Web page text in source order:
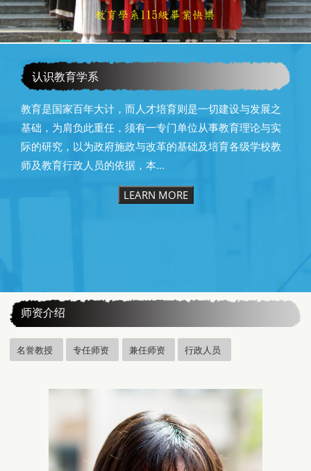
认识教育学系
教育是国家百年大计，而人才培育则是一切建设与发展之
基础，为肩负此重任，须有一专门单位从事教育理论与实
际的研究，以为政府施政与改革的基础及培育各级学校教
师及教育行政人员的依据，本...
LEARN MORE
师资介绍
名誉教授 专任师资 兼任师资 行政人员